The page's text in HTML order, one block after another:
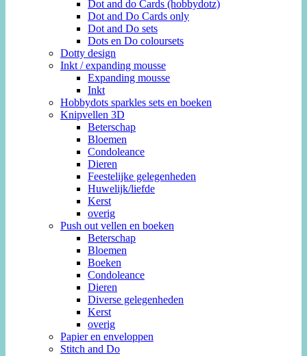
Dot and do Cards (hobbydotz)
Dot and Do Cards only
Dot and Do sets
Dots en Do coloursets
Dotty design
Inkt / expanding mousse
Expanding mousse
Inkt
Hobbydots sparkles sets en boeken
Knipvellen 3D
Beterschap
Bloemen
Condoleance
Dieren
Feestelijke gelegenheden
Huwelijk/liefde
Kerst
overig
Push out vellen en boeken
Beterschap
Bloemen
Boeken
Condoleance
Dieren
Diverse gelegenheden
Kerst
overig
Papier en enveloppen
Stitch and Do